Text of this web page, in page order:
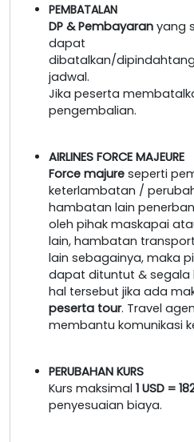
PEMBATALAN
DP & Pembayaran yang
dapat
dibatalkan/
jadwal.
Jika peserta
pengembalian.
AIRLINES FORCE MAJEURE
Force majure seperti
keterlambatan /
hambatan lain
oleh pihak maskapai
lain, hambatan
lain sebagainya, maka
dapat dituntut & segala
hal tersebut jika ada
peserta tour. Travel
membantu komunikasi
PERUBAHAN KURS
Kurs maksimal 1 USD =
penyesuaian biaya.